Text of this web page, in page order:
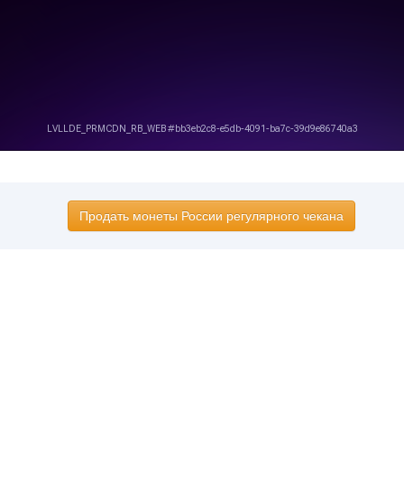
Продать монеты России регулярного чекана